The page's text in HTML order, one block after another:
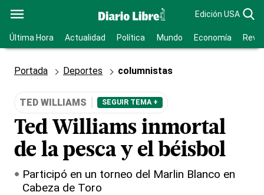
Edición USA
Última Hora Actualidad Política Mundo Economía
Portada Deportes columnistas
TED WILLIAMS SEGUIR TEMA +
Ted Williams inmortal
de la pesca y el béisbol
Participó en un torneo del Marlin Blanco en
Cabeza de Toro